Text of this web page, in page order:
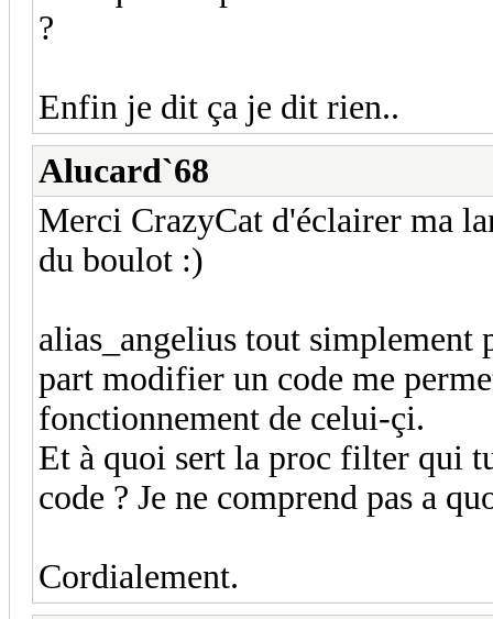
?
Enfin je dit ça je dit rien..
Alucard`68
Merci CrazyCat d'éclairer ma
du boulot :)
alias_angelius tout simplement
part modifier un code me
fonctionnement de celui-çi.
Et à quoi sert la proc filter qui
code ? Je ne comprend pas a
Cordialement.